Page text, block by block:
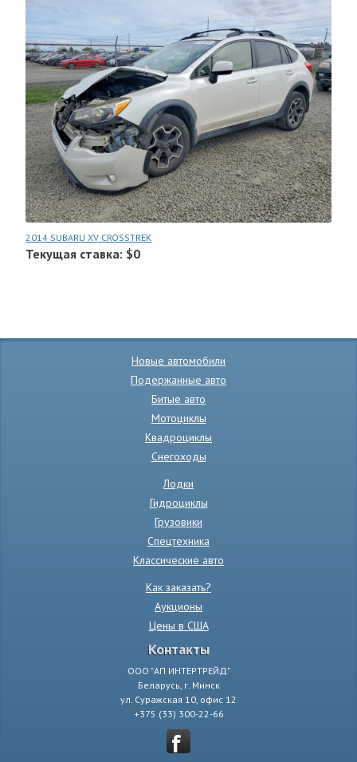
2014 SUBARU XV CROSSTREK
Текущая ставка: $0
Новые автомобили
Подержанные авто
Битые авто
Мотоциклы
Квадроциклы
Снегоходы
Лодки
Гидроциклы
Грузовики
Спецтехника
Классические авто
Как заказать?
Аукционы
Цены в США
Контакты
ООО "АП ИНТЕРТРЕЙД"
Беларусь, г. Минск
ул. Суражская 10, офис 12
+375 (33) 300-22-66